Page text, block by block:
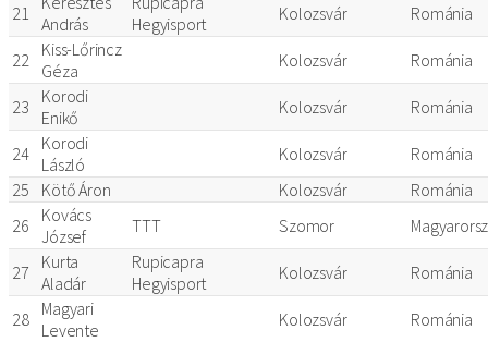
21
András
Hegyisport
Kolozsvár Románia
22
Kiss-Lőrincz
Géza
Kolozsvár Románia
23
Korodi
Enikő
Kolozsvár Románia
24
Korodi
László
Kolozsvár
Románia
25
Kötő Áron Kolozsvár
Románia
26
Kovács
József
TTT Szomor
27
Kurta
Aladár
Rupicapra
Hegyisport
Kolozsvár Románia
28
Magyari
Levente
Kolozsvár Románia